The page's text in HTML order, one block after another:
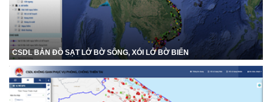
CSDL BẢN ĐỒ SẠT LỞ BỜ SÔNG, XÓI LỞ BỜ BIỂN